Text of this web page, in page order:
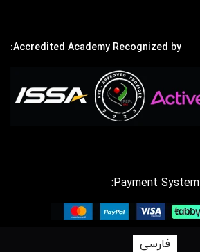
Accredited Academy Recognized by:
Payment System:
فارسی